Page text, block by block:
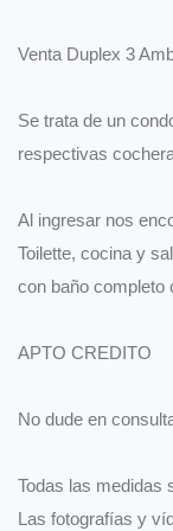
Venta Duplex 3
Se trata de un
respectivas
Al ingresar nos
Toilette, cocina y
con baño completo
APTO CREDITO
No dude en
Todas las medidas
Las fotografías y